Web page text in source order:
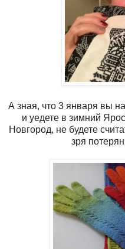
А зная, что 3 января вы
и уедете в зимний
Новгород, не будете
зря